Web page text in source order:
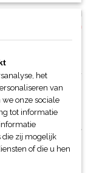
(0)
het
van
onze sociale
tot informatie
die zij mogelijk
of die u hen